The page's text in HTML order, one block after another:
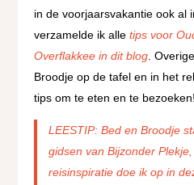
in de voorjaarsvakantie ook al
verzamelde ik alletips voor
Overflakkee in dit blog .
Broodje op de tafel en in het
tips om te eten en te bezoeken!
LEESTIP: Bed en Broodje
gidsen van Bijzonder
reisinspiratie doe ik op in